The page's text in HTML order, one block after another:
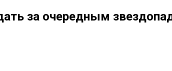
за очередным